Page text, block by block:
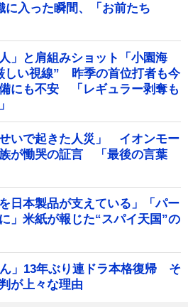
に入った瞬間、「お前たち
」と肩組みショット「小園海
しい視線” 昨季の首位打者も今
にも不安 「レギュラー剥奪も
せいで起きた人災」 イオンモー
が慟哭の証言 「最後の言葉
日本製品が支えている」「パー
」米紙が報じた“スパイ天国”の
」13年ぶり連ドラ本格復帰 そ
が上々な理由